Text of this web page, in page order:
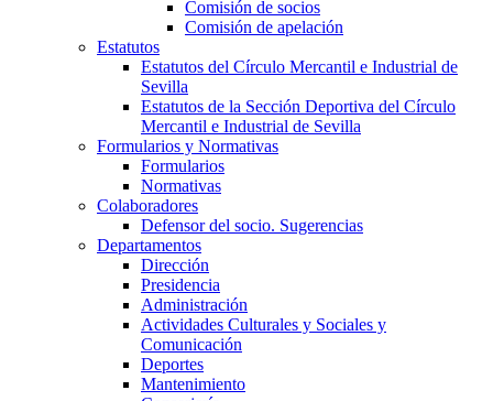
Comisión de socios
Comisión de apelación
Estatutos
Estatutos del Círculo Mercantil e Industrial de
Sevilla
Estatutos de la Sección Deportiva del Círculo
Mercantil e Industrial de Sevilla
Formularios y Normativas
Formularios
Normativas
Colaboradores
Defensor del socio. Sugerencias
Departamentos
Dirección
Presidencia
Administración
Actividades Culturales y Sociales y
Comunicación
Deportes
Mantenimiento